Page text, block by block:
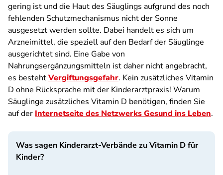
gering ist und die Haut des Säuglings aufgrund des noch
fehlenden Schutzmechanismus nicht der Sonne
ausgesetzt werden sollte. Dabei handelt es sich um
Arzneimittel, die speziell auf den Bedarf der Säuglinge
ausgerichtet sind. Eine Gabe von
Nahrungsergänzungsmitteln ist daher nicht angebracht,
es bestehtVergiftungsgefahr. Kein zusätzliches Vitamin
D ohne Rücksprache mit der Kinderarztpraxis! Warum
Säuglinge zusätzliches Vitamin D benötigen, finden Sie
auf der Internetseite des Netzwerks Gesund ins Leben.
Was sagen Kinderarzt-Verbände zu Vitamin D für
Kinder?